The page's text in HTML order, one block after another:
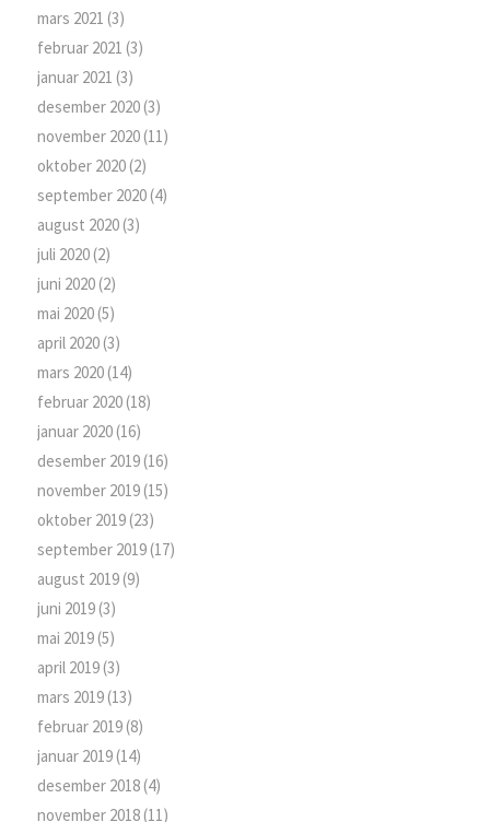
mars 2021 (3)
februar 2021 (3)
januar 2021 (3)
desember 2020(3)
november 2020(11)
oktober 2020(2)
september 2020(4)
august 2020(3)
juli 2020(2)
juni 2020(2)
mai 2020(5)
april 2020(3)
mars 2020(14)
februar 2020(18)
januar 2020(16)
desember 2019(16)
november 2019(15)
oktober 2019(23)
september 2019(17)
august 2019(9)
juni 2019(3)
mai 2019(5)
april 2019(3)
mars 2019(13)
februar 2019(8)
januar 2019(14)
desember 2018(4)
november 2018(11)